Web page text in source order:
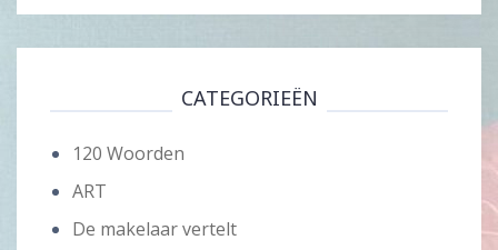
CATEGORIEËN
120 Woorden
ART
De makelaar vertelt